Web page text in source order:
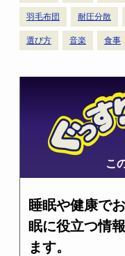
羽毛布団 耐圧分散
選び方 音楽 食事
こ
睡眠や健康で
眠に役立つ情
ます。